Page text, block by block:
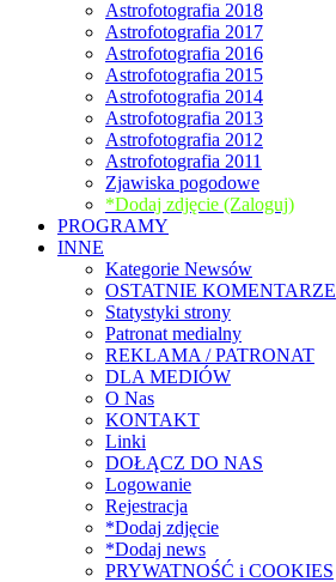
Astrofotografia 2018
Astrofotografia 2017
Astrofotografia 2016
Astrofotografia 2015
Astrofotografia 2014
Astrofotografia 2013
Astrofotografia 2012
Astrofotografia 2011
Zjawiska pogodowe
*Dodaj zdjęcie (Zaloguj)
PROGRAMY
INNE
Kategorie Newsów
OSTATNIE KOMENTARZE
Statystyki strony
Patronat medialny
REKLAMA / PATRONAT
DLA MEDIÓW
O Nas
KONTAKT
Linki
DOŁĄCZ DO NAS
Logowanie
Rejestracja
*Dodaj zdjęcie
*Dodaj news
PRYWATNOŚĆ i COOKIES